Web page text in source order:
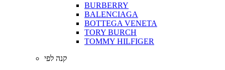
BURBERRY
BALENCIAGA
BOTTEGA VENETA
TORY BURCH
TOMMY HILFIGER
קנה לפי